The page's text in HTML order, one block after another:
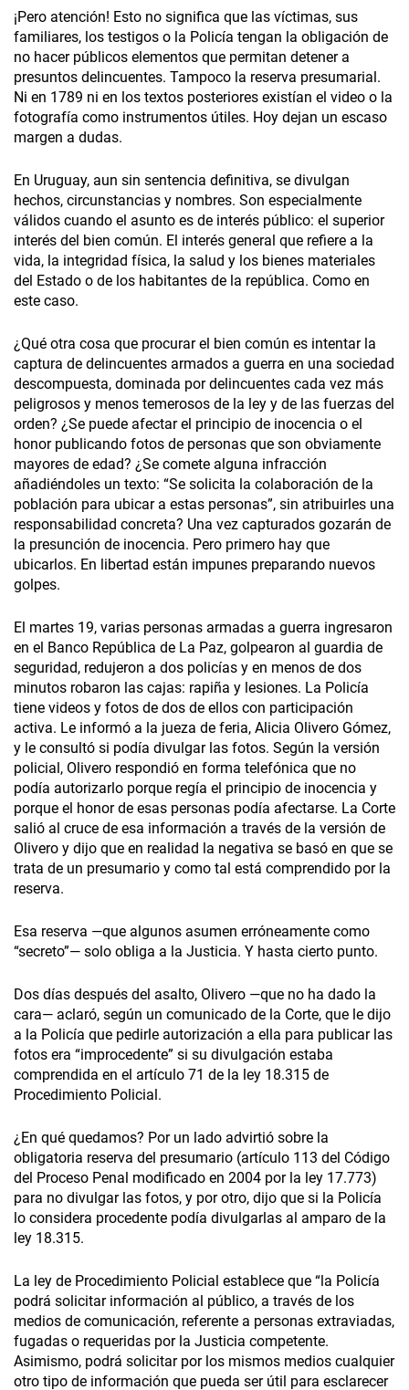
¡Pero atención! Esto no significa que las víctimas, sus
familiares, los testigos o la Policía tengan la obligación de
no hacer públicos elementos que permitan detener a
presuntos delincuentes. Tampoco la reserva presumarial.
Ni en 1789 ni en los textos posteriores existían el video o la
fotografía como instrumentos útiles. Hoy dejan un escaso
margen a dudas.
En Uruguay, aun sin sentencia definitiva, se divulgan
hechos, circunstancias y nombres. Son especialmente
válidos cuando el asunto es de interés público: el superior
interés del bien común. El interés general que refiere a la
vida, la integridad física, la salud y los bienes materiales
del Estado o de los habitantes de la república. Como en
este caso.
¿Qué otra cosa que procurar el bien común es intentar la
captura de delincuentes armados a guerra en una sociedad
descompuesta, dominada por delincuentes cada vez más
peligrosos y menos temerosos de la ley y de las fuerzas del
orden? ¿Se puede afectar el principio de inocencia o el
honor publicando fotos de personas que son obviamente
mayores de edad? ¿Se comete alguna infracción
añadiéndoles un texto: “Se solicita la colaboración de la
población para ubicar a estas personas”, sin atribuirles una
responsabilidad concreta? Una vez capturados gozarán de
la presunción de inocencia. Pero primero hay que
ubicarlos. En libertad están impunes preparando nuevos
golpes.
El martes 19, varias personas armadas a guerra ingresaron
en el Banco República de La Paz, golpearon al guardia de
seguridad, redujeron a dos policías y en menos de dos
minutos robaron las cajas: rapiña y lesiones. La Policía
tiene videos y fotos de dos de ellos con participación
activa. Le informó a la jueza de feria, Alicia Olivero Gómez,
y le consultó si podía divulgar las fotos. Según la versión
policial, Olivero respondió en forma telefónica que no
podía autorizarlo porque regía el principio de inocencia y
porque el honor de esas personas podía afectarse. La Corte
salió al cruce de esa información a través de la versión de
Olivero y dijo que en realidad la negativa se basó en que se
trata de un presumario y como tal está comprendido por la
reserva.
Esa reserva —que algunos asumen erróneamente como
“secreto”— solo obliga a la Justicia. Y hasta cierto punto.
Dos días después del asalto, Olivero —que no ha dado la
cara— aclaró, según un comunicado de la Corte, que le dijo
a la Policía que pedirle autorización a ella para publicar las
fotos era “improcedente” si su divulgación estaba
comprendida en el artículo 71 de la ley 18.315 de
Procedimiento Policial.
¿En qué quedamos? Por un lado advirtió sobre la
obligatoria reserva del presumario (artículo 113 del Código
del Proceso Penal modificado en 2004 por la ley 17.773)
para no divulgar las fotos, y por otro, dijo que si la Policía
lo considera procedente podía divulgarlas al amparo de la
ley 18.315.
La ley de Procedimiento Policial establece que “la Policía
podrá solicitar información al público, a través de los
medios de comunicación, referente a personas extraviadas,
fugadas o requeridas por la Justicia competente.
Asimismo, podrá solicitar por los mismos medios cualquier
otro tipo de información que pueda ser útil para esclarecer